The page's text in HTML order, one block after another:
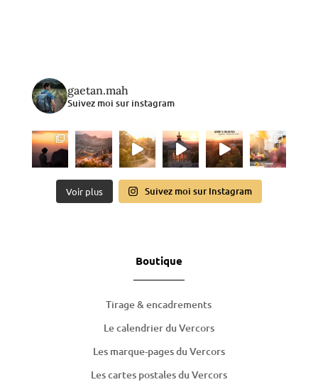
gaetan.mah
Suivez moi sur instagram
Voir plus Suivez moi sur Instagram
Boutique
Tirage & encadrements
Le calendrier du Vercors
Les marque-pages du Vercors
Les cartes postales du Vercors